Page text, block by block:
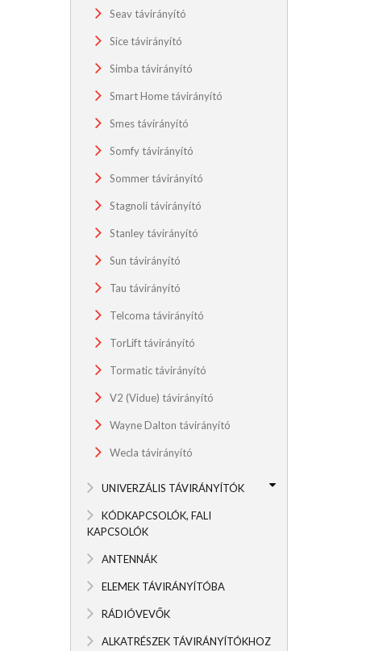
Seav távirányító
Sice távirányító
Simba távirányító
Smart Home távirányító
Smes távirányító
Somfy távirányító
Sommer távirányító
Stagnoli távirányító
Stanley távirányító
Sun távirányító
Tau távirányító
Telcoma távirányító
TorLift távirányító
Tormatic távirányító
V2 (Vidue) távirányító
Wayne Dalton távirányító
Wecla távirányító
UNIVERZÁLIS TÁVIRÁNYÍTÓK
KÓDKAPCSOLÓK, FALI
KAPCSOLÓK
ANTENNÁK
ELEMEK TÁVIRÁNYÍTÓBA
RÁDIÓVEVŐK
ALKATRÉSZEK TÁVIRÁNYÍTÓKHOZ